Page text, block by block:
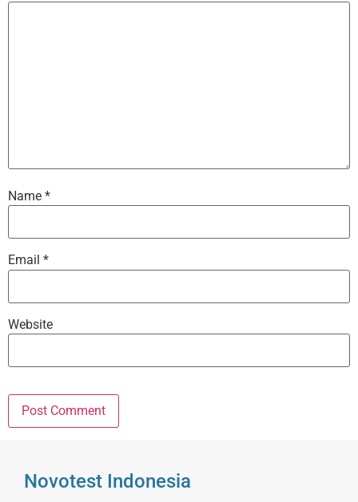
Name *
Email *
Website
Novotest Indonesia